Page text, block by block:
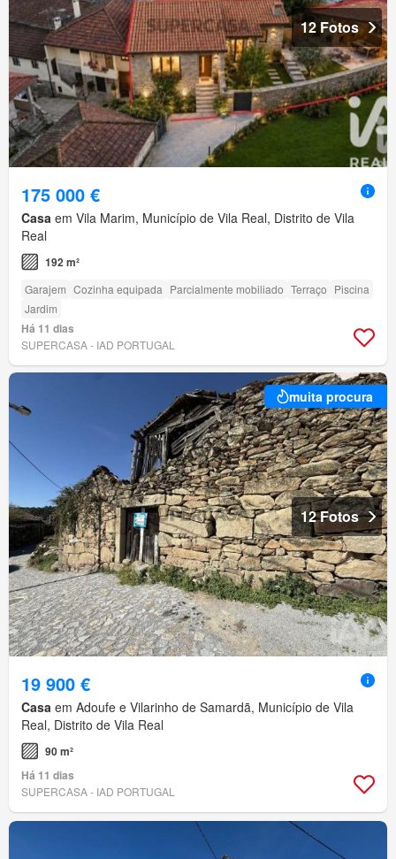
12 Fotos
175 000 €
Casa em Vila Marim, Município de Vila Real, Distrito de Vila
Real
192 m²
Garajem Cozinha equipada Parcialmente mobiliado Terraço Piscina
Jardim
Há 11 dias
SUPERCASA - IAD PORTUGAL
muita procura
12 Fotos
19 900 €
Casa em Adoufe e Vilarinho de Samardã, Município de Vila
Real, Distrito de Vila Real
90 m²
Há 11 dias
SUPERCASA - IAD PORTUGAL